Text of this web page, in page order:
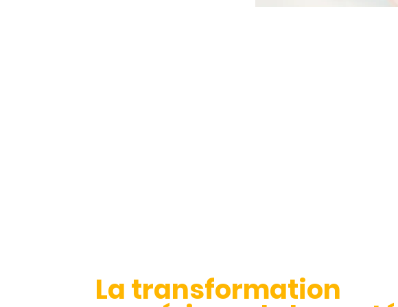
La transformation